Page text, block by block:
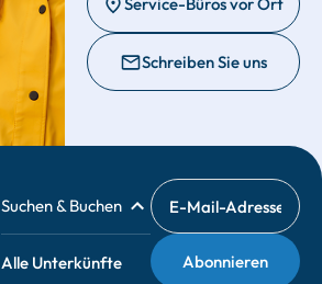
Schreiben Sie uns
Suchen & Buchen
Alle Unterkünfte